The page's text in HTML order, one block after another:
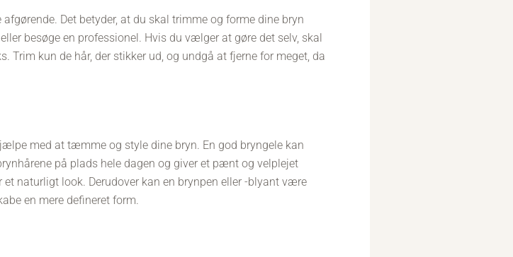
Det betyder, at du skal trimme og forme dine bryn
besøge en professionel. Hvis du vælger at gøre det selv, skal
Trim kun de hår, der stikker ud, og undgå at fjerne for meget, da
med at tæmme og style dine bryn. En god bryngele kan
på plads hele dagen og giver et pænt og velplejet
naturligt look. Derudover kan en brynpen eller -blyant være
en mere defineret form.